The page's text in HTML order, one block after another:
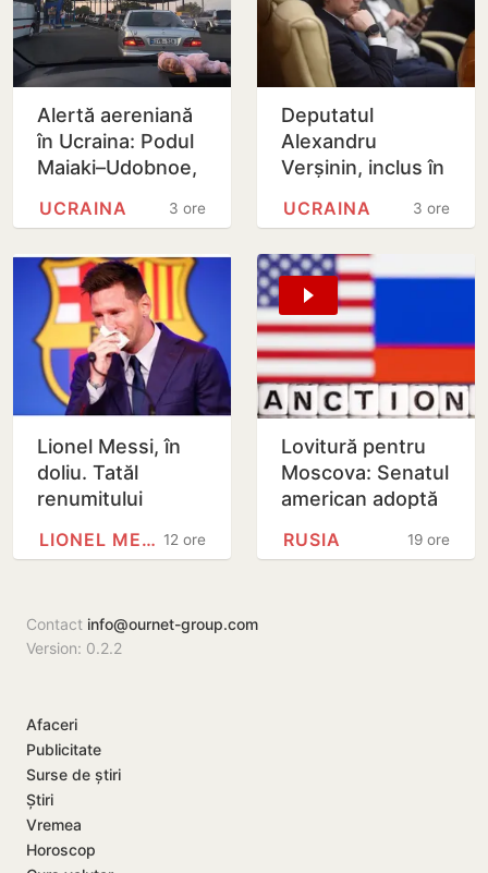
Alertă aereniană
în Ucraina: Podul
Maiaki–Udobnoe,
3 ore
UCRAINA
Deputatul
Alexandru
Verșinin, inclus în
‘Mirotvoreț’
3 ore
UCRAINA
Lionel Messi, în
doliu. Tatăl
renumitului
decedat
12 ore
LIONEL MESSI
Lovitură pentru
Moscova: Senatul
american adoptă
împotriva Rusiei19 ore
RUSIA
Contact info@ournet-group.com
Version: 0.2.2
Afaceri
Publicitate
Surse de știri
Știri
Vremea
Horoscop